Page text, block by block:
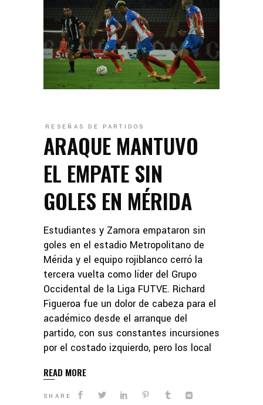
RESEÑAS DE PARTIDOS
ARAQUE MANTUVO
EL EMPATE SIN
GOLES EN MÉRIDA
Estudiantes y Zamora empataron sin
goles en el estadio Metropolitano de
Mérida y el equipo rojiblanco cerró la
tercera vuelta como líder del Grupo
Occidental de la Liga FUTVE. Richard
Figueroa fue un dolor de cabeza para el
académico desde el arranque del
partido, con sus constantes incursiones
por el costado izquierdo, pero los local
READ MORE
SHARE